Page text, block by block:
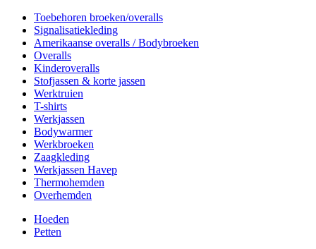
Toebehoren broeken/overalls
Signalisatiekleding
Amerikaanse overalls / Bodybroeken
Overalls
Kinderoveralls
Stofjassen & korte jassen
Werktruien
T-shirts
Werkjassen
Bodywarmer
Werkbroeken
Zaagkleding
Werkjassen Havep
Thermohemden
Overhemden
Hoeden
Petten